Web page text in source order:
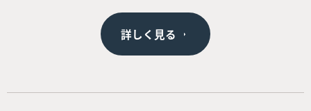
詳しく見る